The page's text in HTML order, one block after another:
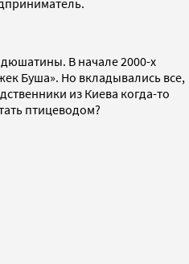
В начале 2000-х
Буша». Но вкладывались все,
из Киева когда-то
птицеводом?